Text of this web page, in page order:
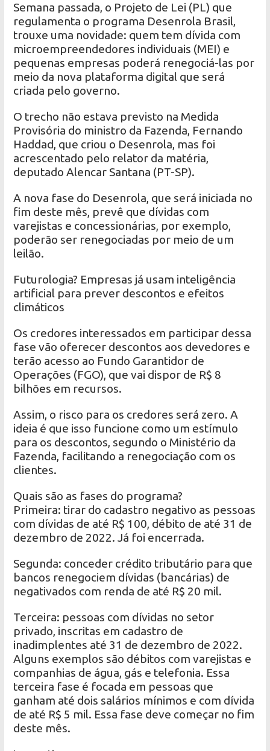
Semana passada, o Projeto de Lei (PL) que
regulamenta o programa Desenrola Brasil,
trouxe uma novidade: quem tem dívida com
microempreendedores individuais (MEI) e
pequenas empresas poderá renegociá-las por
meio da nova plataforma digital que será
criada pelo governo.
O trecho não estava previsto na Medida
Provisória do ministro da Fazenda, Fernando
Haddad, que criou o Desenrola, mas foi
acrescentado pelo relator da matéria,
deputado Alencar Santana (PT-SP).
A nova fase do Desenrola, que será iniciada no
fim deste mês, prevê que dívidas com
varejistas e concessionárias, por exemplo,
poderão ser renegociadas por meio de um
leilão.
Futurologia? Empresas já usam inteligência
artificial para prever descontos e efeitos
climáticos
Os credores interessados em participar dessa
fase vão oferecer descontos aos devedores e
terão acesso ao Fundo Garantidor de
Operações (FGO), que vai dispor de R$ 8
bilhões em recursos.
Assim, o risco para os credores será zero. A
ideia é que isso funcione como um estímulo
para os descontos, segundo o Ministério da
Fazenda, facilitando a renegociação com os
clientes.
Quais são as fases do programa?
Primeira: tirar do cadastro negativo as pessoas
com dívidas de até R$ 100, débito de até 31 de
dezembro de 2022. Já foi encerrada.
Segunda: conceder crédito tributário para que
bancos renegociem dívidas (bancárias) de
negativados com renda de até R$ 20 mil.
Terceira: pessoas com dívidas no setor
privado, inscritas em cadastro de
inadimplentes até 31 de dezembro de 2022.
Alguns exemplos são débitos com varejistas e
companhias de água, gás e telefonia. Essa
terceira fase é focada em pessoas que
ganham até dois salários mínimos e com dívida
de até R$ 5 mil. Essa fase deve começar no fim
deste mês.